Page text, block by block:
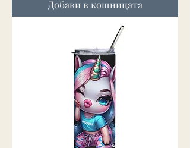
Добави в кошницата